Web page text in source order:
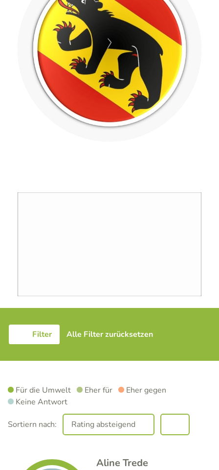
Filter Alle Filter zurücksetzen
Für die Umwelt Eher für
Eher gegen
Keine Antwort
Sortiern nach:
Aline Trede